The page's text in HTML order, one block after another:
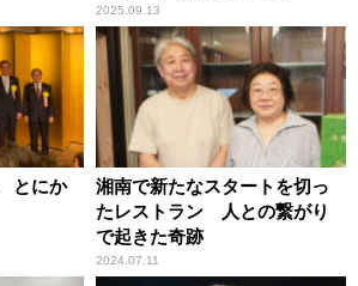
2025.09.13
とにか
湘南で新たなスタートを切っ
たレストラン 人との繋がり
で起きた奇跡
2024.07.11